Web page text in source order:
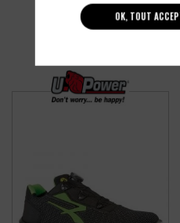
PRODUITS
OK, TOUT